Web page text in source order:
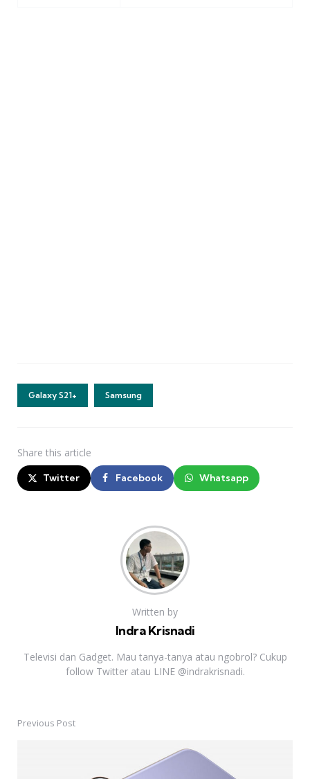
Galaxy S21+ Samsung
Share this article
Twitter Facebook Whatsapp
Written by
Indra Krisnadi
Televisi dan Gadget. Mau tanya-tanya atau ngobrol? Cukup
follow Twitter atau LINE @indrakrisnadi.
PostPrevious Post